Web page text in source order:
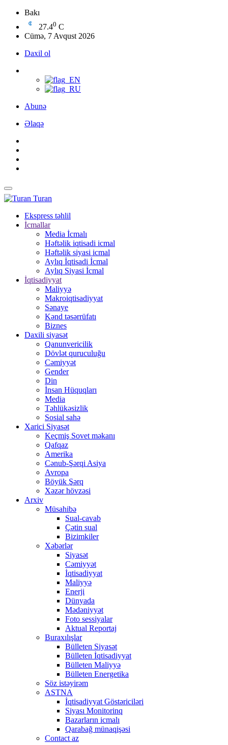
Bakı
27.40 C
Cümə, 7 Avqust 2026
Daxil ol
Abunə
Əlaqə
Turan
Ekspress təhlil
İcmallar
Media İcmalı
Həftəlik iqtisadi icmal
Həftəlik siyasi icmal
Aylıq İqtisadi İcmal
Aylıq Siyasi İcmal
İqtisadiyyat
Maliyyə
Makroiqtisadiyyat
Sənaye
Kənd təsərrüfatı
Biznes
Daxili siyasət
Qanunvericilik
Dövlət quruculuğu
Cəmiyyət
Gender
Din
İnsan Hüquqları
Media
Təhlükəsizlik
Sosial sahə
Xarici Siyasət
Keçmiş Sovet məkanı
Qafqaz
Amerika
Cənub-Şərqi Asiya
Avropa
Böyük Şərq
Xəzər hövzəsi
Arxiv
Müsahibə
Sual-cavab
Çətin sual
Bizimkiler
Xəbərlər
Siyasət
Cəmiyyət
İqtisadiyyat
Maliyyə
Enerji
Dünyada
Mədəniyyət
Foto sessiyalar
Aktual Reportaj
Buraxılışlar
Bülleten Siyasət
Bülleten İqtisadiyyat
Bülleten Maliyyə
Bülleten Energetika
Söz istəyirəm
ASTNA
İqtisadiyyat Göstəriciləri
Siyası Monitorinq
Bazarların icmalı
Qarabağ münaqişəsi
Contact az